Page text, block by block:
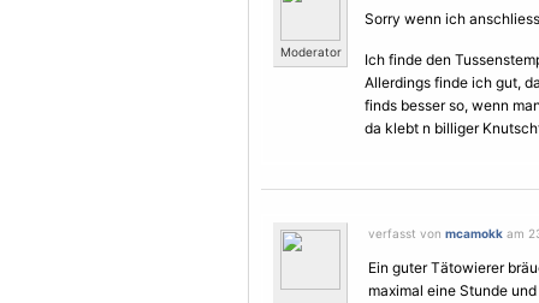
Moderator
Sorry wenn ich
Ich finde den
Allerdings finde ich gut,
finds besser so, wenn
da klebt n billiger
verfasst von mcamokk am
Ein guter Tätowierer
maximal eine Stunde